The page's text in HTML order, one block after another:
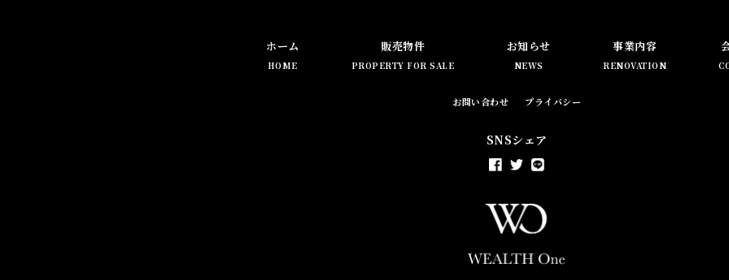
ホーム
HOME
販売物件
PROPERTY FOR SALE
お知らせ
NEWS
事業内容
RENOVATION
お問い合わせ プライバシー
SNSシェア